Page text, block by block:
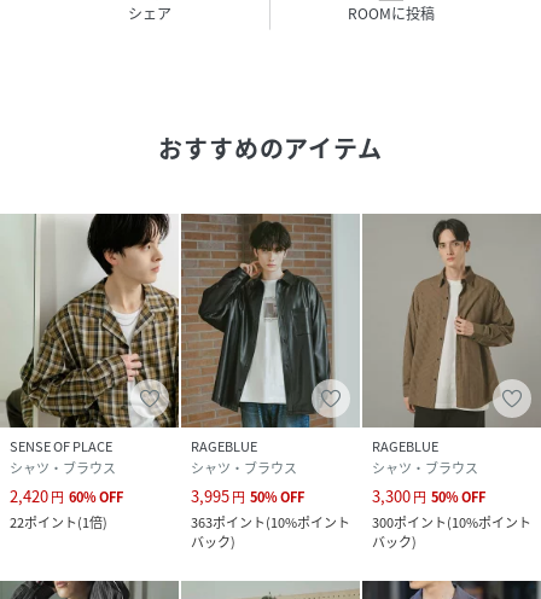
ご了承ください。
庫状況の確認が可能です。
透け感 : なし
伸縮性 : ややあり
裏地 : なし
光沢 : あり
ポケット : あり
性別タイプ メンズ
シェア ROOMに投稿
おすすめのアイテム
SENSE OF PLACE
シャツ・ブラウス
2,420円 60%OFF
22ポイント(1倍)
RAGEBLUE
シャツ・ブラウス
3,995円 50%OFF
363ポイント(10%ポイント
バック)
RAGEBLUE
シャツ・ブラウス
3,300円 50%OFF
300ポイント(10%ポイント
バック)